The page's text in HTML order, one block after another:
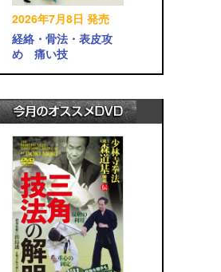
2026年7月8日 発売
経絡・骨法・表皮攻
め 痛い技